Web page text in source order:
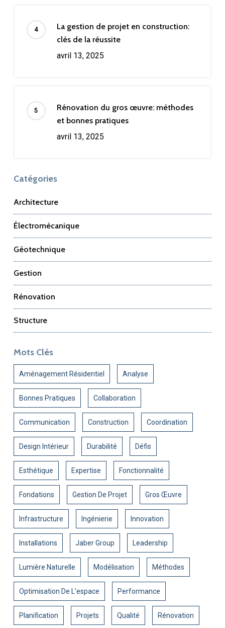
La gestion de projet en construction:
clés de la réussite
avril 13, 2025
Rénovation du gros œuvre: méthodes
et bonnes pratiques
avril 13, 2025
Catégories
Architecture
Électromécanique
Géotechnique
Gestion
Rénovation
Structure
Mots Clés
Aménagement Résidentiel Analyse
Bonnes Pratiques Collaboration
Communication Construction Coordination
Design Intérieur Durabilité Défis
Esthétique Expertise Fonctionnalité
Fondations Gestion De Projet Gros Œuvre
Infrastructure Ingénierie Innovation
Installations Jaber Group Leadership
Lumière Naturelle Modélisation Méthodes
Optimisation De L'espace Performance
Planification Projets Qualité Rénovation